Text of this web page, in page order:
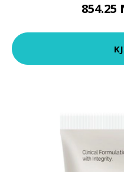
854.25